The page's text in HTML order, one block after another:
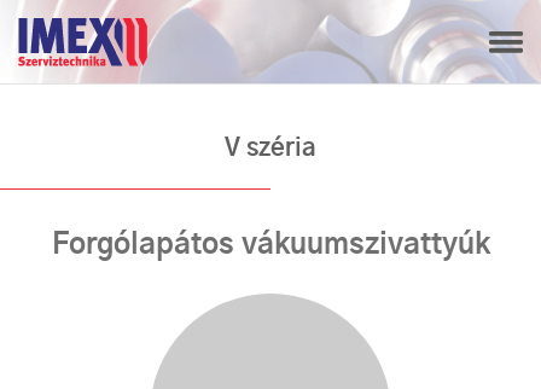
V széria
Forgólapátos vákuumszivattyúk